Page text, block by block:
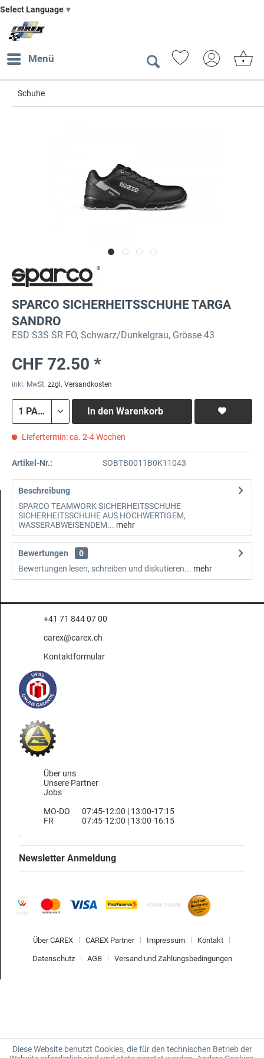
Select Language ▼
Menü
Schuhe
SPARCO SICHERHEITSSCHUHE TARGA
SANDRO
ESD S3S SR FO, Schwarz/Dunkelgrau, Grösse 43
CHF 72.50 *
inkl. MwSt. zzgl. Versandkosten
In den Warenkorb
Liefertermin: ca. 2-4 Wochen
Artikel-Nr.: SOBTB0011B0K11043
Beschreibung
SPARCO TEAMWORK SICHERHEITSSCHUHE
SICHERHEITSSCHUHE AUS HOCHWERTIGEM,
WASSERABWEISENDEM... mehr
Bewertungen
0
Bewertungen lesen, schreiben und diskutieren... mehr
+41 71 844 07 00
carex@carex.ch
Kontaktformular
Über uns
Unsere Partner
Jobs
MO-DO
FR
07:45-12:00 | 13:00-17:15
07:45-12:00 | 13:00-16:15
Newsletter Anmeldung
Über CAREX CAREX Partner Impressum Kontakt
Datenschutz AGB Versand und Zahlungsbedingungen
Diese Website benutzt Cookies, die für den technischen Betrieb der